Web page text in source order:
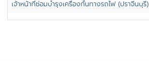
เจ้าหน้าที่ซ่อมบำรุงเครื่องกั้นทางรถไฟ (ปราจีนบุรี)